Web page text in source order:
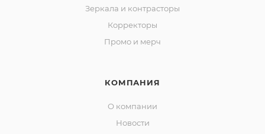
Зеркала и контраcторы
Корректоры
Промо и мерч
КОМПАНИЯ
О компании
Новости